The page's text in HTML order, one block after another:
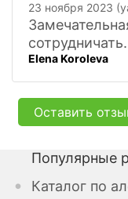
23 ноября 2023
Elena Koroleva
Оставить
Популярные
Каталог по